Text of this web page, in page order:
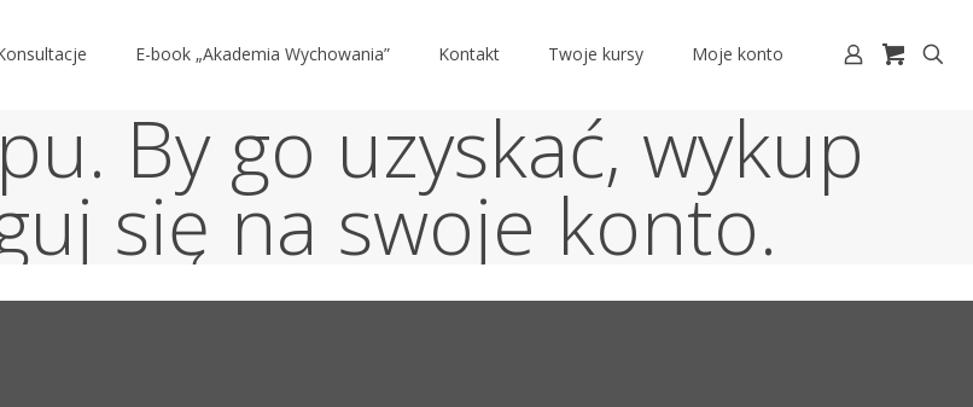
E-book „Akademia Wychowania” Kontakt Twoje kursy Moje konto
By go uzyskać, wykup
się na swoje konto.